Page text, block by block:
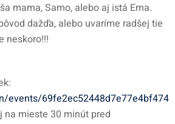
mama, Samo, alebo aj istá Ema.
dažďa, alebo uvaríme radšej tie
neskoro!!!
events/69fe2ec52448d7e77e4bf474
na mieste 30 minút pred